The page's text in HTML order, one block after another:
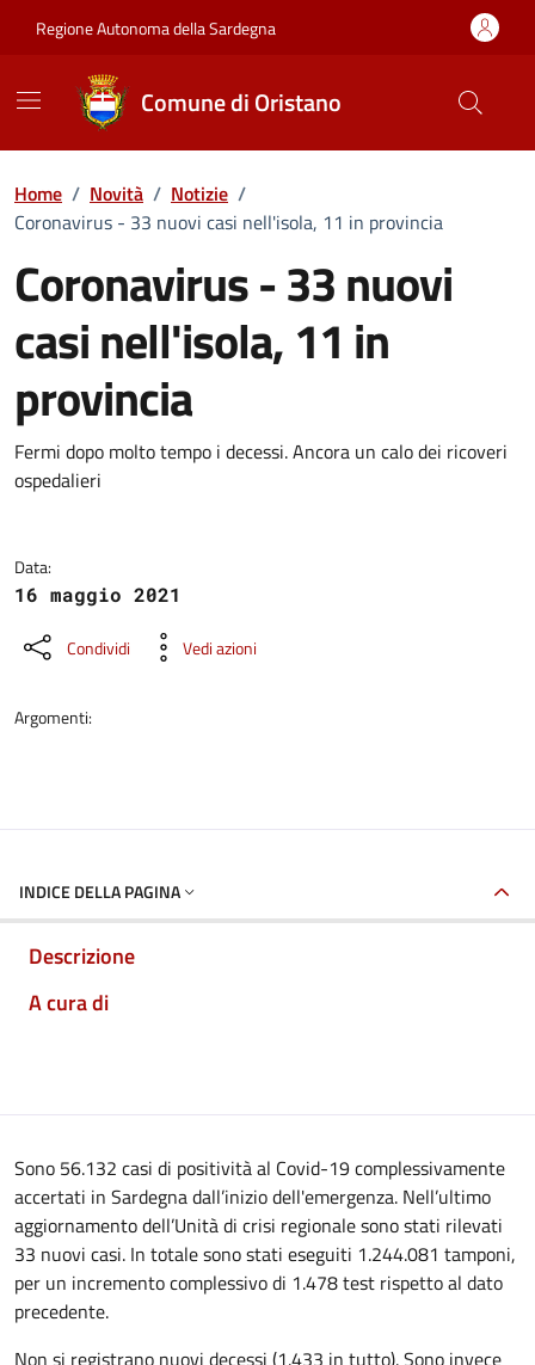
Regione Autonoma della Sardegna
Comune di Oristano
Home / Novità / Notizie /
Coronavirus - 33 nuovi casi nell'isola, 11 in provincia
Coronavirus - 33 nuovi
casi nell'isola, 11 in
provincia
Dettagli della notizia
Fermi dopo molto tempo i decessi. Ancora un calo dei ricoveri
ospedalieri
Data:
16 maggio 2021
Condividi Vedi azioni
Argomenti:
INDICE DELLA PAGINA
Descrizione
A cura di
Sono 56.132 casi di positività al Covid-19 complessivamente
accertati in Sardegna dall’inizio dell'emergenza. Nell’ultimo
aggiornamento dell’Unità di crisi regionale sono stati rilevati
33 nuovi casi. In totale sono stati eseguiti 1.244.081 tamponi,
per un incremento complessivo di 1.478 test rispetto al dato
precedente.
Non si registrano nuovi decessi (1.433 in tutto). Sono invece